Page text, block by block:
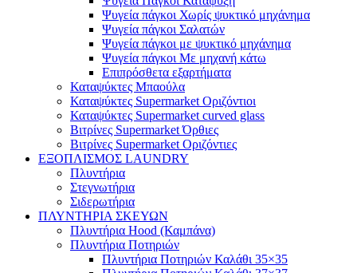
Ψυγεία πάγκοι Χωρίς ψυκτικό μηχάνημα
Ψυγεία πάγκοι Σαλατών
Ψυγεία πάγκοι με ψυκτικό μηχάνημα
Ψυγεία πάγκοι Με μηχανή κάτω
Επιπρόσθετα εξαρτήματα
Καταψύκτες Μπαούλα
Καταψύκτες Supermarket Οριζόντιοι
Καταψύκτες Supermarket curved glass
Βιτρίνες Supermarket Όρθιες
Βιτρίνες Supermarket Οριζόντιες
ΕΞΟΠΛΙΣΜΟΣ LAUNDRY
Πλυντήρια
Στεγνωτήρια
Σιδερωτήρια
ΠΛΥΝΤΗΡΙΑ ΣΚΕΥΩΝ
Πλυντήρια Hood (Καμπάνα)
Πλυντήρια Ποτηριών
Πλυντήρια Ποτηριών Καλάθι 35×35